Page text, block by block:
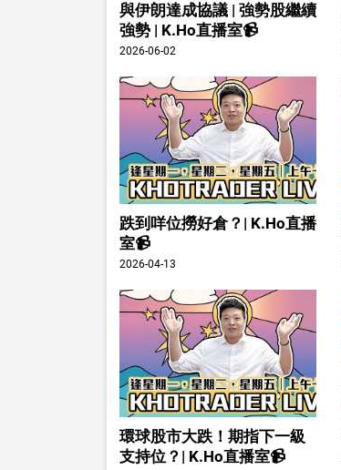
與伊朗達成協議 | 強勢股繼續
強勢 | K.Ho直播室📹
2026-06-02
跌到咩位撈好倉？| K.Ho直播
室📹
2026-04-13
環球股市大跌！期指下一級
支持位？| K.Ho直播室📹